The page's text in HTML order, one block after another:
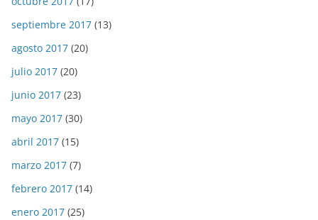
septiembre 2017 (13)
agosto 2017 (20)
julio 2017 (20)
junio 2017 (23)
mayo 2017 (30)
abril 2017 (15)
marzo 2017 (7)
febrero 2017 (14)
enero 2017 (25)